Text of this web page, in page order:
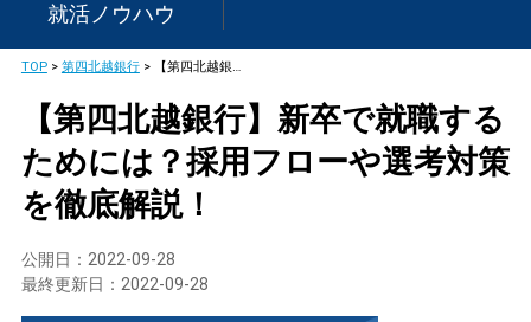
就活ノウハウ
TOP> 第四北越銀行> 【第四北越銀行】新卒で就職するためには？採用フローや選考対策を徹底解説！
【第四北越銀行】新卒で就職する
ためには？採用フローや選考対策
を徹底解説！
公開日： 2022-09-28
最終更新日： 2022-09-28